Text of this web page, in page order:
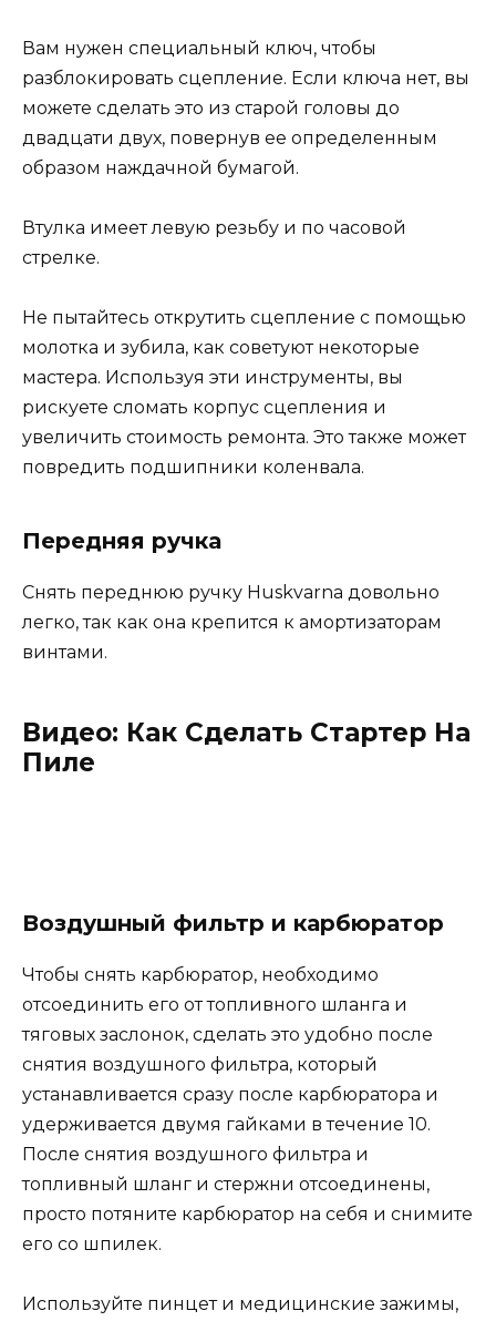
Вам нужен специальный ключ, чтобы
разблокировать сцепление. Если ключа нет, вы
можете сделать это из старой головы до
двадцати двух, повернув ее определенным
образом наждачной бумагой.
Втулка имеет левую резьбу и по часовой
стрелке.
Не пытайтесь открутить сцепление с помощью
молотка и зубила, как советуют некоторые
мастера. Используя эти инструменты, вы
рискуете сломать корпус сцепления и
увеличить стоимость ремонта. Это также может
повредить подшипники коленвала.
Передняя ручка
Снять переднюю ручку Huskvarna довольно
легко, так как она крепится к амортизаторам
винтами.
Видео: Как Сделать Стартер На
Пиле
Воздушный фильтр и карбюратор
Чтобы снять карбюратор, необходимо
отсоединить его от топливного шланга и
тяговых заслонок, сделать это удобно после
снятия воздушного фильтра, который
устанавливается сразу после карбюратора и
удерживается двумя гайками в течение 10.
После снятия воздушного фильтра и
топливный шланг и стержни отсоединены,
просто потяните карбюратор на себя и снимите
его со шпилек.
Используйте пинцет и медицинские зажимы,